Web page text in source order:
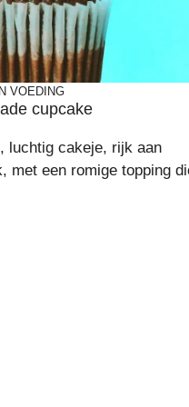
VOEDING
cupcake
luchtig cakeje, rijk aan
met een romige topping